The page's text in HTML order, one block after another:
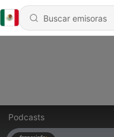
Podcasts